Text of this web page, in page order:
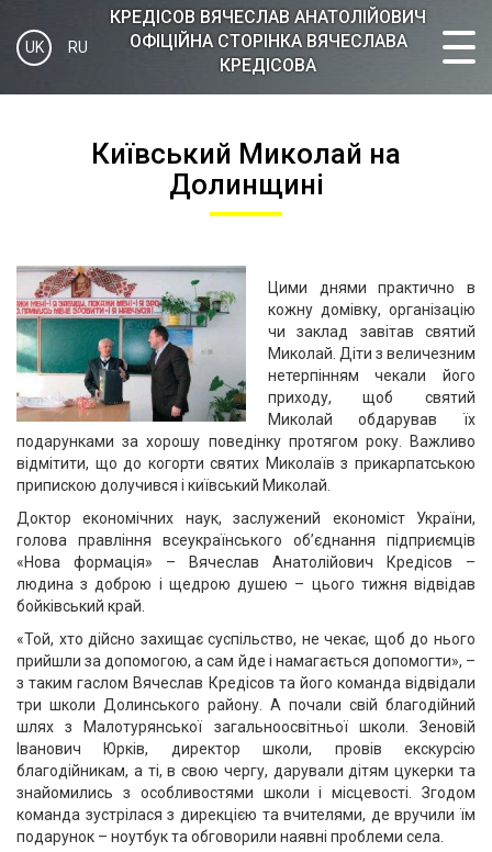
КРЕДІСOВ ВЯЧЕСЛАВ АНАТОЛІЙОВИЧ
ОФІЦІЙНА СТОРІНКА ВЯЧЕСЛАВА
КРЕДІСОВА
UK RU
Київський Миколай на
Долинщині
Цими днями практично в
кожну домівку, організацію
чи заклад завітав святий
Миколай. Діти з величезним
нетерпінням чекали його
приходу, щоб святий
Миколай обдарував їх
подарунками за хорошу поведінку протягом року. Важливо
відмітити, що до когорти святих Миколаїв з прикарпатською
припискою долучився і київський Миколай.
Доктор економічних наук, заслужений економіст України,
голова правління всеукраїнського об’єднання підприємців
«Нова формація» – Вячеслав Анатолійович Кредісов –
людина з доброю і щедрою душею – цього тижня відвідав
бойківський край.
«Той, хто дійсно захищає суспільство, не чекає, щоб до нього
прийшли за допомогою, а сам йде і намагається допомогти», –
з таким гаслом Вячеслав Кредісов та його команда відвідали
три школи Долинського району. А почали свій благодійний
шлях з Малотурянської загальноосвітньої школи. Зеновій
Іванович Юрків, директор школи, провів екскурсію
благодійникам, а ті, в свою чергу, дарували дітям цукерки та
знайомились з особливостями школи і місцевості. Згодом
команда зустрілася з дирекцією та вчителями, де вручили їм
подарунок – ноутбук та обговорили наявні проблеми села.